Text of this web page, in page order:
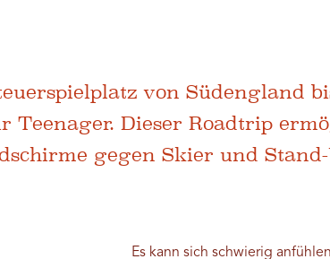
von Südengland
Teenager. Dieser Roadtrip
gegen Skier und Stand-
Es kann sich schwierig